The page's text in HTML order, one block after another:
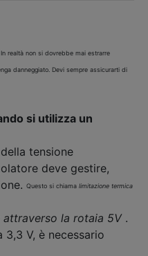
In realtà non si dovrebbe mai estrarre
danneggiato. Devi sempre assicurarti di
si utilizza un
tensione
deve gestire,
Questo si chiama limitazione termica
attraverso la rotaia 5V.
V, è necessario